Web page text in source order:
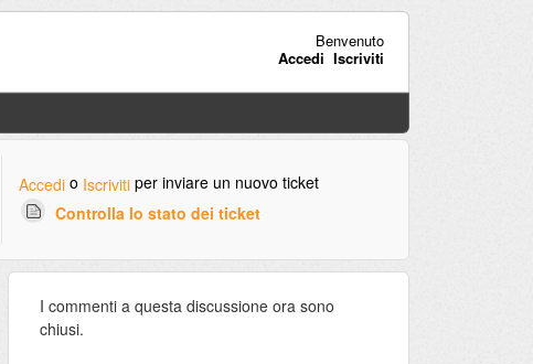
Benvenuto
Accedi Iscriviti
Accedio Iscrivitiper inviare un nuovo ticket
Controlla lo stato dei ticket
I commenti a questa discussione ora sono
chiusi.